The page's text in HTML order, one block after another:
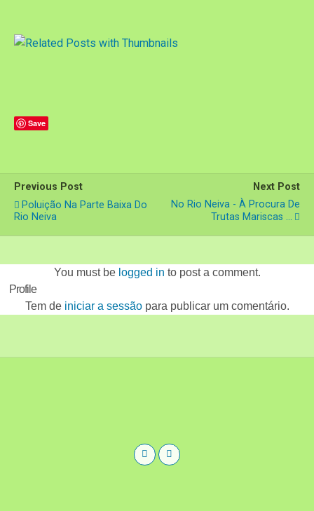
Save
Previous Post
Poluição Na Parte Baixa Do
Rio Neiva
Next Post
No Rio Neiva - À Procura De
Trutas Mariscas ...
You must be logged in to post a comment.
Profile
Tem de iniciar a sessãopara publicar um comentário.